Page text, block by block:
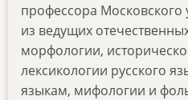
профессора Московского
из ведущих
морфологии,
лексикологии русского
языкам, мифологии и